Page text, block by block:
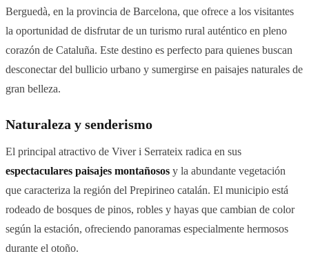
Berguedà, en la provincia de Barcelona, que ofrece a los visitantes
la oportunidad de disfrutar de un turismo rural auténtico en pleno
corazón de Cataluña. Este destino es perfecto para quienes buscan
desconectar del bullicio urbano y sumergirse en paisajes naturales de
gran belleza.
Naturaleza y senderismo
El principal atractivo de Viver i Serrateix radica en sus
espectaculares paisajes montañosos y la abundante vegetación
que caracteriza la región del Prepirineo catalán. El municipio está
rodeado de bosques de pinos, robles y hayas que cambian de color
según la estación, ofreciendo panoramas especialmente hermosos
durante el otoño.